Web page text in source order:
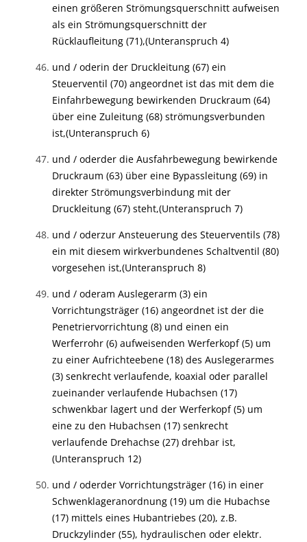
einen größeren Strömungsquerschnitt aufweisen
als ein Strömungsquerschnitt der
Rücklaufleitung (71),(Unteranspruch 4)
und / oderin der Druckleitung (67) ein
Steuerventil (70) angeordnet ist das mit dem die
Einfahrbewegung bewirkenden Druckraum (64)
über eine Zuleitung (68) strömungsverbunden
ist,(Unteranspruch 6)
und / oderder die Ausfahrbewegung bewirkende
Druckraum (63) über eine Bypassleitung (69) in
direkter Strömungsverbindung mit der
Druckleitung (67) steht,(Unteranspruch 7)
und / oderzur Ansteuerung des Steuerventils (78)
ein mit diesem wirkverbundenes Schaltventil (80)
vorgesehen ist,(Unteranspruch 8)
und / oderam Auslegerarm (3) ein
Vorrichtungsträger (16) angeordnet ist der die
Penetriervorrichtung (8) und einen ein
Werferrohr (6) aufweisenden Werferkopf (5) um
zu einer Aufrichteebene (18) des Auslegerarmes
(3) senkrecht verlaufende, koaxial oder parallel
zueinander verlaufende Hubachsen (17)
schwenkbar lagert und der Werferkopf (5) um
eine zu den Hubachsen (17) senkrecht
verlaufende Drehachse (27) drehbar ist,
(Unteranspruch 12)
und / oderder Vorrichtungsträger (16) in einer
Schwenklageranordnung (19) um die Hubachse
(17) mittels eines Hubantriebes (20), z.B.
Druckzylinder (55), hydraulischen oder elektr.